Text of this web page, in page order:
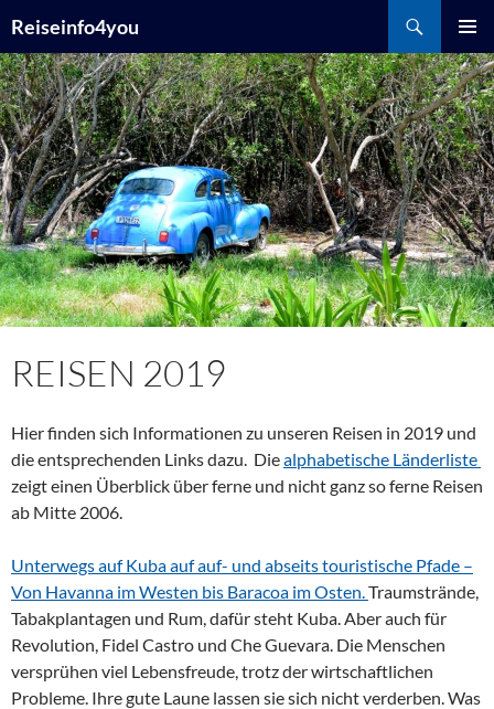
Inhalt
springen
Reiseinfo4you
MENÜ
REISEN 2019
Hier finden sich Informationen zu unseren Reisen in 2019 und
die entsprechenden Links dazu. Diealphabetische Länderliste
zeigt einen Überblick über ferne und nicht ganz so ferne Reisen
ab Mitte 2006.
Unterwegs auf Kuba auf auf- und abseits touristische Pfade –
Von Havanna im Westen bis Baracoa im Osten.Traumstrände,
Tabakplantagen und Rum, dafür steht Kuba. Aber auch für
Revolution, Fidel Castro und Che Guevara. Die Menschen
versprühen viel Lebensfreude, trotz der wirtschaftlichen
Probleme. Ihre gute Laune lassen sie sich nicht verderben. Was